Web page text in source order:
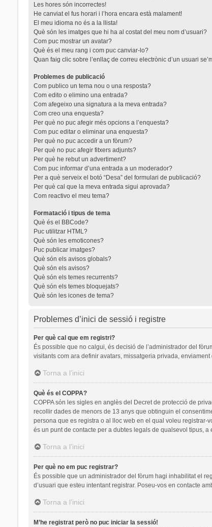
Les hores són incorrectes!
He canviat el fus horari i l’hora encara està malament!
El meu idioma no és a la llista!
Què són les imatges que hi ha al costat del meu nom d’usuari?
Com puc mostrar un avatar?
Què és el meu rang i com puc canviar-lo?
Quan faig clic sobre l’enllaç de correu electrònic d’un usuari
Problemes de publicació
Com publico un tema nou o una resposta?
Com edito o elimino una entrada?
Com afegeixo una signatura a la meva entrada?
Com creo una enquesta?
Per què no puc afegir més opcions a l’enquesta?
Com puc editar o eliminar una enquesta?
Per què no puc accedir a un fòrum?
Per què no puc afegir fitxers adjunts?
Per què he rebut un advertiment?
Com puc informar d’una entrada a un moderador?
Per a què serveix el botó “Desa” del formulari de publicació?
Per què cal que la meva entrada sigui aprovada?
Com reactivo el meu tema?
Formatació i tipus de tema
Què és el BBCode?
Puc utilitzar HTML?
Què són les emoticones?
Puc publicar imatges?
Què són els avisos globals?
Què són els avisos?
Què són els temes recurrents?
Què són els temes bloquejats?
Què són les icones de tema?
Problemes d’inici de sessió i registre
Per què cal que em registri?
És possible que no calgui, és decisió de l’administrador del
visitants com ara definir avatars, missatgeria privada,
Torna a l’inici
Què és el COPPA?
COPPA són les sigles en anglès del Decret de protecció de
recollir dades de menors de 13 anys que obtinguin el
persona que es registra o al lloc web en el qual voleu registrar-
és un punt de contacte per a dubtes legals de qualsevol tipus, a
Torna a l’inici
Per què no em puc registrar?
És possible que un administrador del fòrum hagi inhabilitat el
d’usuari que esteu intentant registrar. Poseu-vos en contacte
Torna a l’inici
M’he registrat però no puc iniciar la sessió!